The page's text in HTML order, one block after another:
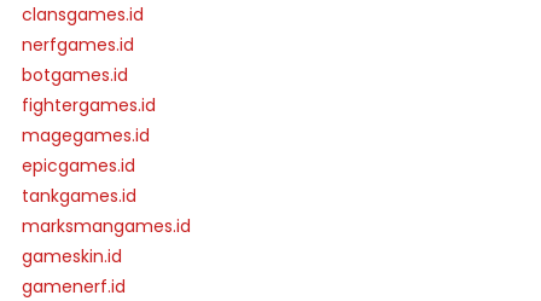
clansgames.id
nerfgames.id
botgames.id
fightergames.id
magegames.id
epicgames.id
tankgames.id
marksmangames.id
gameskin.id
gamenerf.id